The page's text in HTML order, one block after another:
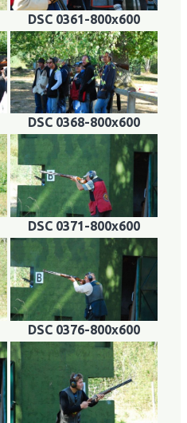
DSC 0361-800x600
DSC 0368-800x600
DSC 0371-800x600
DSC 0376-800x600